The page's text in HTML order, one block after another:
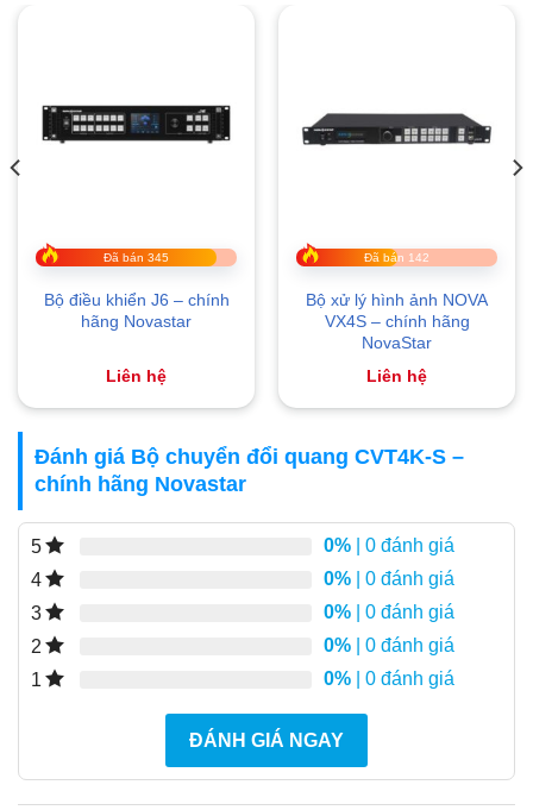
Đã bán 345
Bộ điều khiển J6 – chính
hãng Novastar
Liên hệ
Đã bán 142
Bộ xử lý hình ảnh NOVA
VX4S – chính hãng
NovaStar
Liên hệ
Đánh giá Bộ chuyển đổi quang CVT4K-S –
chính hãng Novastar
5 0% | 0 đánh giá
4
0% | 0 đánh giá
3
0% | 0 đánh giá
2
0% | 0 đánh giá
1
0% | 0 đánh giá
ĐÁNH GIÁ NGAY